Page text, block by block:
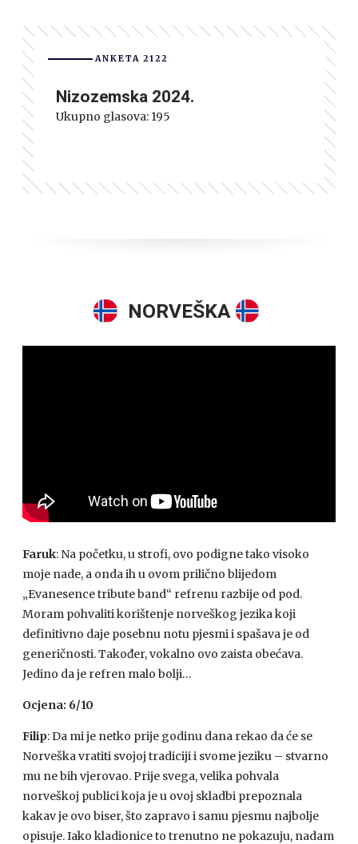
ANKETA 2122
Nizozemska 2024.
Ukupno glasova: 195
NORVEŠKA
Faruk: Na početku, u strofi, ovo podigne tako visoko
moje nade, a onda ih u ovom prilično blijedom
„Evanesence tribute band“ refrenu razbije od pod.
Moram pohvaliti korištenje norveškog jezika koji
definitivno daje posebnu notu pjesmi i spašava je od
generičnosti. Također, vokalno ovo zaista obećava.
Jedino da je refren malo bolji…
Ocjena: 6/10
Filip: Da mi je netko prije godinu dana rekao da će se
Norveška vratiti svojoj tradiciji i svome jeziku – stvarno
mu ne bih vjerovao. Prije svega, velika pohvala
norveškoj publici koja je u ovoj skladbi prepoznala
kakav je ovo biser, što zapravo i samu pjesmu najbolje
opisuje. Iako kladionice to trenutno ne pokazuju, nadam